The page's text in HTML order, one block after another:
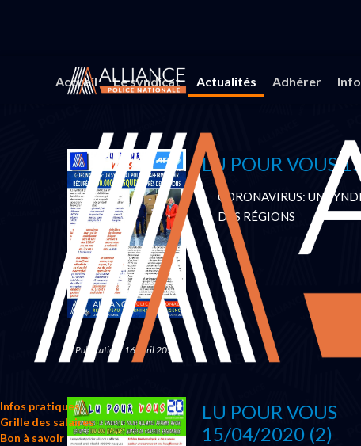
Accueil Le syndicat Actualités Adhérer
Infos pratiques
Grille des salaires
Bon à savoir
Vous êtes ici : Accueil
LU POUR VOUS
CORONAVIRUS: UN
DES RÉGIONS
Publication : 16 avril 2020
LU POUR VOUS
15/04/2020 (2)